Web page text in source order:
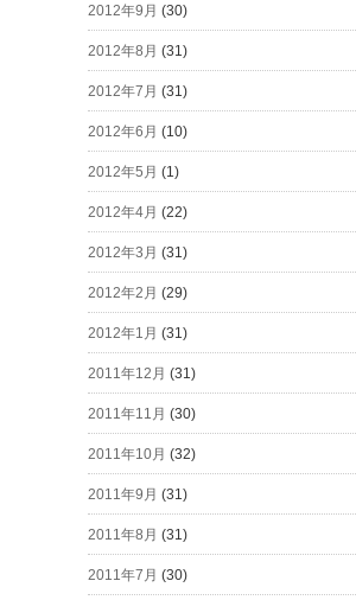
2012年9月 (30)
2012年8月 (31)
2012年7月 (31)
2012年6月 (10)
2012年5月 (1)
2012年4月 (22)
2012年3月 (31)
2012年2月 (29)
2012年1月 (31)
2011年12月 (31)
2011年11月 (30)
2011年10月 (32)
2011年9月 (31)
2011年8月 (31)
2011年7月 (30)